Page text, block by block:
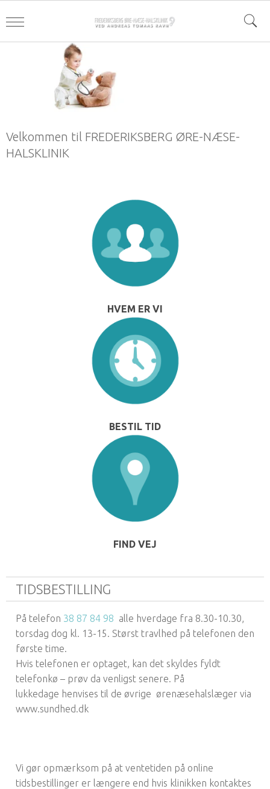
Velkommen til FREDERIKSBERG ØRE-NÆSE-
HALSKLINIK
HVEM ER VI
BESTIL TID
FIND VEJ
TIDSBESTILLING
På telefon 38 87 84 98 alle hverdage fra 8.30-10.30,
torsdag dog kl. 13-15. Størst travlhed på telefonen den
første time.
Hvis telefonen er optaget, kan det skyldes fyldt
telefonkø – prøv da venligst senere. På
lukkedage henvises til de øvrige ørenæsehalslæger via
www.sundhed.dk
Vi gør opmærksom på at ventetiden på online
tidsbestillinger er længere end hvis klinikken kontaktes